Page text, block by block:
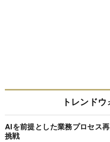
トレンド
AIを前提とした業務プロセス
挑戦